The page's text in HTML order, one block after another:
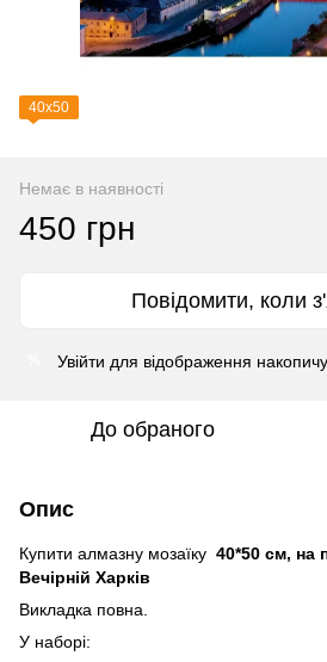
40х50
Немає в наявності
450 грн
Повідомити, коли
Увійти для відображення
До обраного
Опис
Купити алмазну мозаїку 40*50 см, на
Вечірній Харків
Викладка повна.
У наборі: